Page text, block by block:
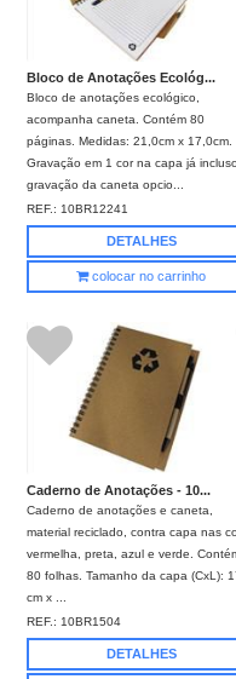
Bloco de Anotações Ecológ...
Bloco de anotações ecológico,
acompanha caneta. Contém 80
páginas. Medidas: 21,0cm x 17,0cm.
Gravação em 1 cor na capa já incluso,
gravação da caneta opcio...
REF.: 10BR12241
DETALHES
colocar no carrinho
Caderno de Anotações - 10...
Caderno de anotações e caneta,
material reciclado, contra capa nas
vermelha, preta, azul e verde.
80 folhas. Tamanho da capa (CxL):
cm x ...
REF.: 10BR1504
DETALHES